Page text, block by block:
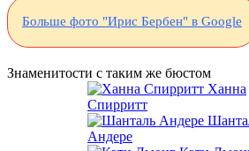
Больше фото "Ирис Бербен" в Google
Знаменитости с таким же бюстом
Ханна
Спирритт
Андере